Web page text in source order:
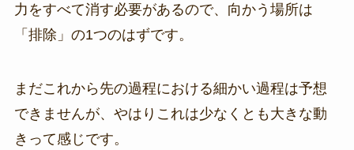
力をすべて消す必要があるので、向かう場所は
「排除」の1つのはずです。
まだこれから先の過程における細かい過程は予想
できませんが、やはりこれは少なくとも大きな動
きって感じです。